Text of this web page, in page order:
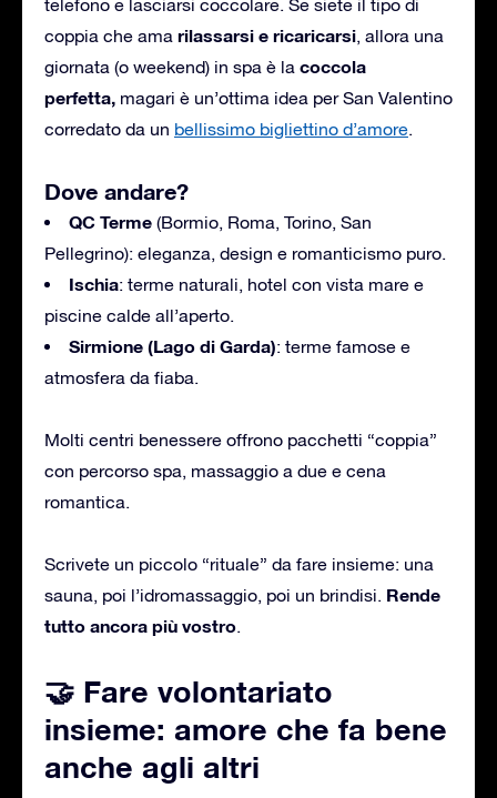
telefono e lasciarsi coccolare. Se siete il tipo di
coppia che ama rilassarsi e ricaricarsi, allora una
giornata (o weekend) in spa è la coccola
perfetta, magari è un’ottima idea per San Valentino
corredato da un bellissimo bigliettino d’amore.
Dove andare?
QC Terme (Bormio, Roma, Torino, San
Pellegrino): eleganza, design e romanticismo puro.
Ischia: terme naturali, hotel con vista mare e
piscine calde all’aperto.
Sirmione (Lago di Garda): terme famose e
atmosfera da fiaba.
Molti centri benessere offrono pacchetti “coppia”
con percorso spa, massaggio a due e cena
romantica.
Scrivete un piccolo “rituale” da fare insieme: una
sauna, poi l’idromassaggio, poi un brindisi. Rende
tutto ancora più vostro.
🤝 Fare volontariato
insieme: amore che fa bene
anche agli altri